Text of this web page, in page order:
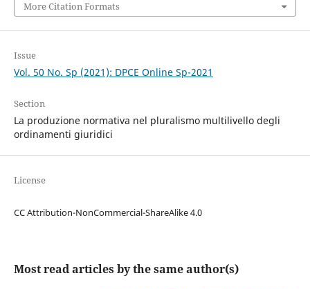
More Citation Formats
Issue
Vol. 50 No. Sp (2021): DPCE Online Sp-2021
Section
La produzione normativa nel pluralismo multilivello degli
ordinamenti giuridici
License
CC Attribution-NonCommercial-ShareAlike 4.0
Most read articles by the same author(s)